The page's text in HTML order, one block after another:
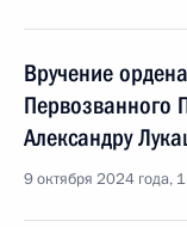
Вручение
Первозванного
Александру
9 октября 2024 года,